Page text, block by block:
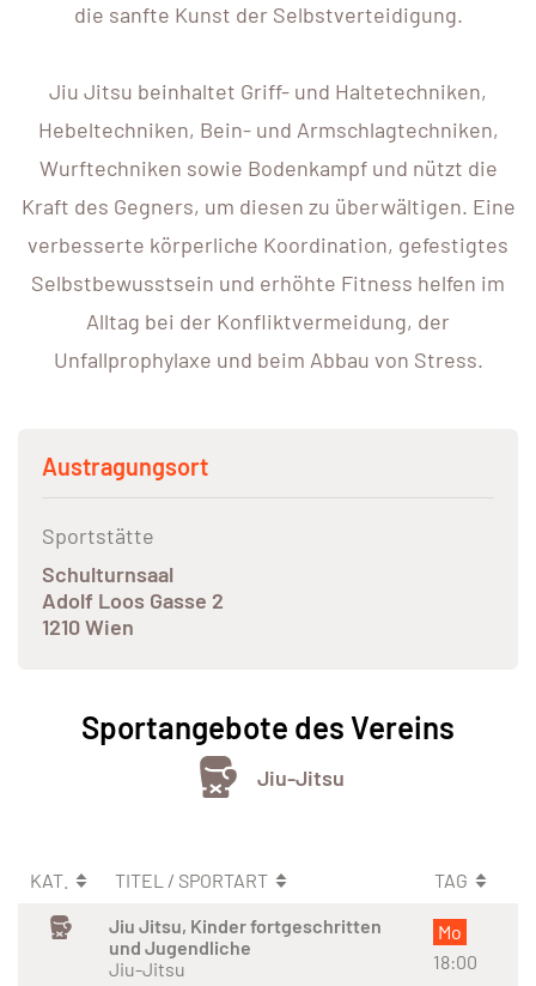
die sanfte Kunst der Selbstverteidigung.
Jiu Jitsu beinhaltet Griff- und Haltetechniken,
Hebeltechniken, Bein- und Armschlagtechniken,
Wurftechniken sowie Bodenkampf und nützt die
Kraft des Gegners, um diesen zu überwältigen. Eine
verbesserte körperliche Koordination, gefestigtes
Selbstbewusstsein und erhöhte Fitness helfen im
Alltag bei der Konfliktvermeidung, der
Unfallprophylaxe und beim Abbau von Stress.
Austragungsort
Sportstätte
Schulturnsaal
Adolf Loos Gasse 2
1210 Wien
Sportangebote des Vereins
Jiu-Jitsu
KAT. TITEL / SPORTART
TAG
Jiu Jitsu, Kinder fortgeschritten
und Jugendliche
Jiu-Jitsu
Mo
18:00